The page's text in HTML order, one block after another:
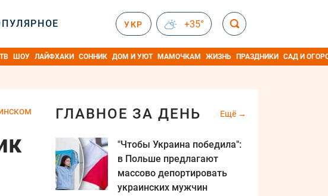
УКР +35°
ШОУ ЛАЙФХАКИ СОННИК ДОМ И УЮТ МАМОЧКАМ ЖИЗНЬ ПРАЗДНИКИ САД И
ГЛАВНОЕ ЗА ДЕНЬ Ещё
"Чтобы Украина победила":
в Польше предлагают
массово депортировать
украинских мужчин